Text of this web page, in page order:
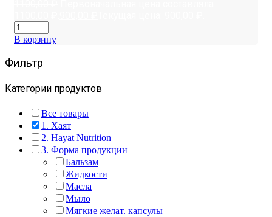
В корзину
Фильтр
Категории продуктов
Все товары
1. Хаят
2. Hayat Nutrition
3. Форма продукции
Бальзам
Жидкости
Масла
Мыло
Мягкие желат. капсулы